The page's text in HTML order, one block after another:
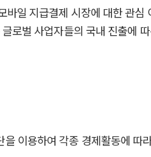
일 지급결제 시장에 대한 관
로벌 사업자들의 국내 진출에
용하여 각종 경제활동에 따